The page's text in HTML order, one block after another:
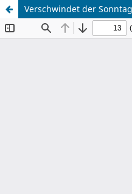
Verschwindet der